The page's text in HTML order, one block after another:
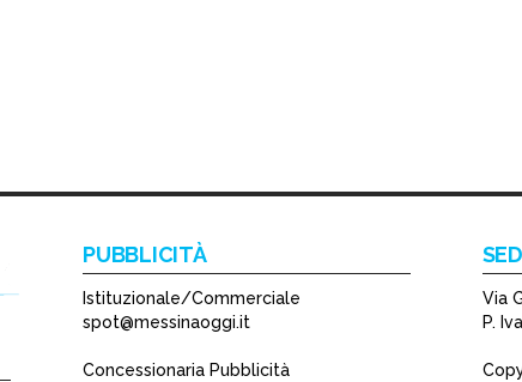
PUBBLICITÀ
Istituzionale/Commerciale
spot@messinaoggi.it
Concessionaria Pubblicità
Via
P.